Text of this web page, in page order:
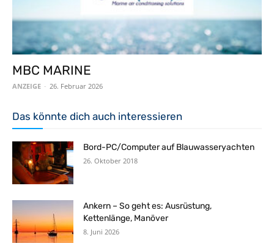
MBC MARINE
ANZEIGE - 26. Februar 2026
Das könnte dich auch interessieren
Bord-PC/Computer auf Blauwasseryachten
26. Oktober 2018
Ankern – So geht es: Ausrüstung,
Kettenlänge, Manöver
8. Juni 2026